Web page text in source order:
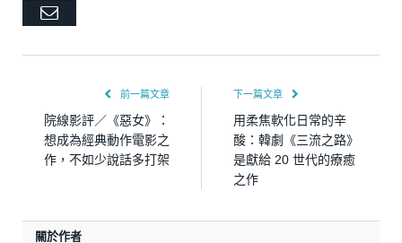
Email
前一篇文章
院線影評／《惡女》：
想成為經典動作電影之
作，不如少說話多打架
下一篇文章
用柔焦軟化日常的辛
酸：韓劇《三流之路》
是獻給 20 世代的療癒
之作
關於作者